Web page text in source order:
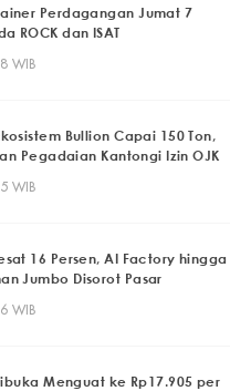
Perdagangan Jumat 7
ROCK dan ISAT
WIB
Bullion Capai 150 Ton,
Pegadaian Kantongi Izin OJK
WIB
16 Persen, AI Factory hingga
Jumbo Disorot Pasar
WIB
Menguat ke Rp17.905 per